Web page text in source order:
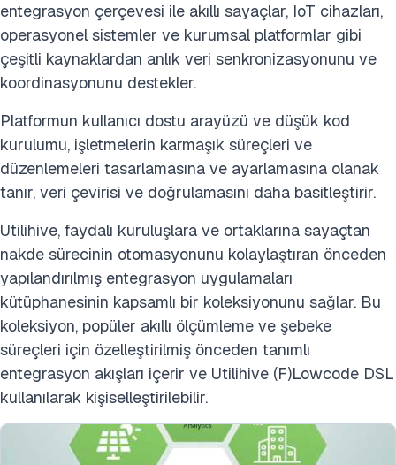
entegrasyon çerçevesi ile akıllı sayaçlar, IoT cihazları,
operasyonel sistemler ve kurumsal platformlar gibi
çeşitli kaynaklardan anlık veri senkronizasyonunu ve
koordinasyonunu destekler.
Platformun kullanıcı dostu arayüzü ve düşük kod
kurulumu, işletmelerin karmaşık süreçleri ve
düzenlemeleri tasarlamasına ve ayarlamasına olanak
tanır, veri çevirisi ve doğrulamasını daha basitleştirir.
Utilihive, faydalı kuruluşlara ve ortaklarına sayaçtan
nakde sürecinin otomasyonunu kolaylaştıran önceden
yapılandırılmış entegrasyon uygulamaları
kütüphanesinin kapsamlı bir koleksiyonunu sağlar. Bu
koleksiyon, popüler akıllı ölçümleme ve şebeke
süreçleri için özelleştirilmiş önceden tanımlı
entegrasyon akışları içerir ve Utilihive (F)Lowcode DSL
kullanılarak kişiselleştirilebilir.